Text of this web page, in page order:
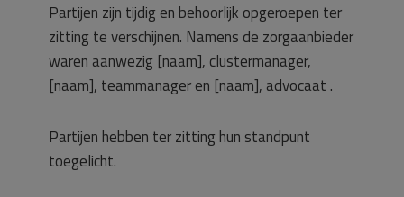
Partijen zijn tijdig en behoorlijk opgeroepen ter
zitting te verschijnen. Namens de zorgaanbieder
waren aanwezig [naam], clustermanager,
[naam], teammanager en [naam], advocaat .
Partijen hebben ter zitting hun standpunt
toegelicht.